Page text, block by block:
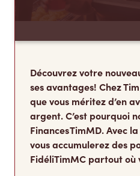
Découvrez votre
ses avantages! Chez
que vous méritez d’en
argent. C’est pourquoi
Finances TimMD. Avec
vous accumulerez des